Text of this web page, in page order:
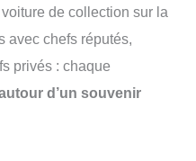
de collection sur la
avec chefs réputés,
privés : chaque
d’un souvenir